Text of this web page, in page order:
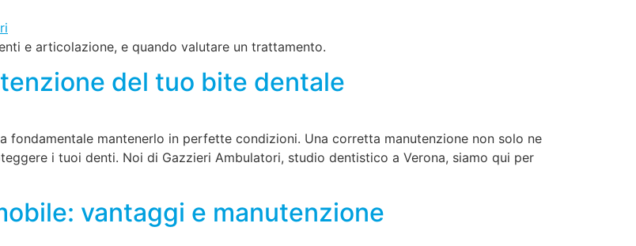
e articolazione, e quando valutare un trattamento.
del tuo bite dentale
mantenerlo in perfette condizioni. Una corretta manutenzione non solo ne
i tuoi denti. Noi di Gazzieri Ambulatori, studio dentistico a Verona, siamo qui per
vantaggi e manutenzione